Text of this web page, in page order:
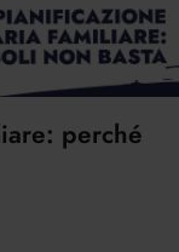
perché